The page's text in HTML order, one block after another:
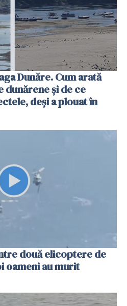
Dunăre. Cum arată
dunărene și de ce
deși a plouat în
două elicoptere de
oameni au murit